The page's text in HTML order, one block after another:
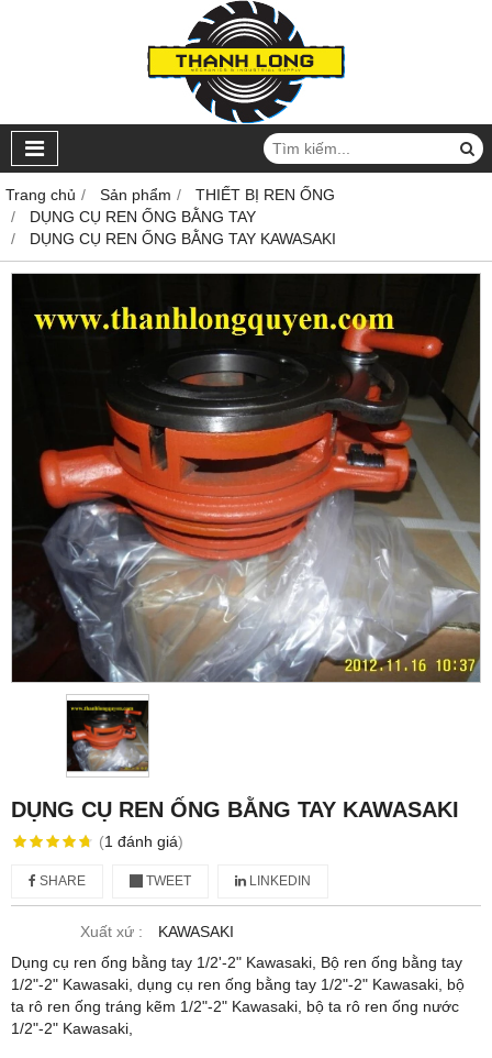
Trang chủ Sản phẩm
THIẾT BỊ REN ỐNG
DỤNG CỤ REN ỐNG BẰNG TAY
DỤNG CỤ REN ỐNG BẰNG TAY KAWASAKI
DỤNG CỤ REN ỐNG BẰNG TAY KAWASAKI
(1 đánh giá)
SHARE TWEET LINKEDIN
Xuất xứ :
KAWASAKI
Dụng cụ ren ống bằng tay 1/2'-2" Kawasaki, Bộ ren ống bằng tay
1/2"-2" Kawasaki, dụng cụ ren ống bằng tay 1/2"-2" Kawasaki, bộ
ta rô ren ống tráng kẽm 1/2"-2" Kawasaki, bộ ta rô ren ống nước
1/2"-2" Kawasaki,